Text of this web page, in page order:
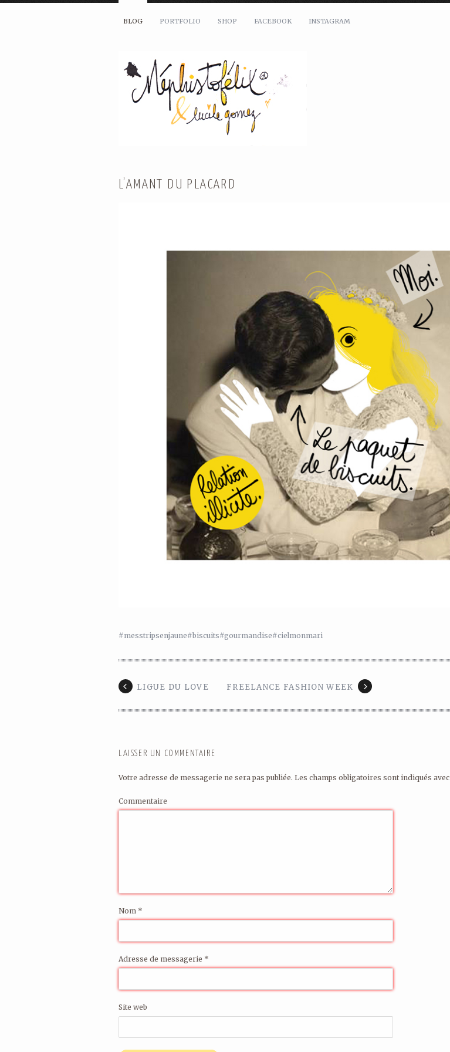
BLOG PORTFOLIO SHOP FACEBOOK INSTAGRAM
L’AMANT DU PLACARD
#messtripsenjaune#biscuits#gourmandise#cielmonmari
LIGUE DU LOVE FREELANCE FASHION WEEK
LAISSER UN COMMENTAIRE
Votre adresse de messagerie ne sera pas publiée. Les champs obligatoires sont indiqués avec
Commentaire
Nom *
Adresse de messagerie *
Site web